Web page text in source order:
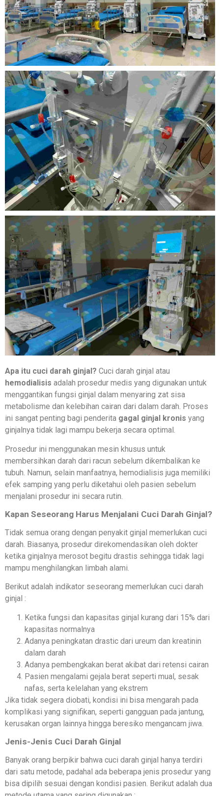
Apa itu cuci darah ginjal? Cuci darah ginjal atau
hemodialisis adalah prosedur medis yang digunakan untuk
menggantikan fungsi ginjal dalam menyaring zat sisa
metabolisme dan kelebihan cairan dari dalam darah. Proses
ini sangat penting bagi penderita gagal ginjal kronis yang
ginjalnya tidak lagi mampu bekerja secara optimal.
Prosedur ini menggunakan mesin khusus untuk
membersihkan darah dari racun sebelum dikembalikan ke
tubuh. Namun, selain manfaatnya, hemodialisis juga memiliki
efek samping yang perlu diketahui oleh pasien sebelum
menjalani prosedur ini secara rutin.
Kapan Seseorang Harus Menjalani Cuci Darah Ginjal?
Tidak semua orang dengan penyakit ginjal memerlukan cuci
darah. Biasanya, prosedur direkomendasikan oleh dokter
ketika ginjalnya merosot begitu drastis sehingga tidak lagi
mampu menghilangkan limbah alami.
Berikut adalah indikator seseorang memerlukan cuci darah
ginjal :
Ketika fungsi dan kapasitas ginjal kurang dari 15% dari
kapasitas normalnya
Adanya peningkatan drastic dari ureum dan kreatinin
dalam darah
Adanya pembengkakan berat akibat dari retensi cairan
Pasien mengalami gejala berat seperti mual, sesak
nafas, serta kelelahan yang ekstrem
Jika tidak segera diobati, kondisi ini bisa mengarah pada
komplikasi yang signifikan, seperti gangguan pada jantung,
kerusakan organ lainnya hingga beresiko mengancam jiwa.
Jenis-Jenis Cuci Darah Ginjal
Banyak orang berpikir bahwa cuci darah ginjal hanya terdiri
dari satu metode, padahal ada beberapa jenis prosedur yang
bisa dipilih sesuai dengan kondisi pasien. Berikut adalah dua